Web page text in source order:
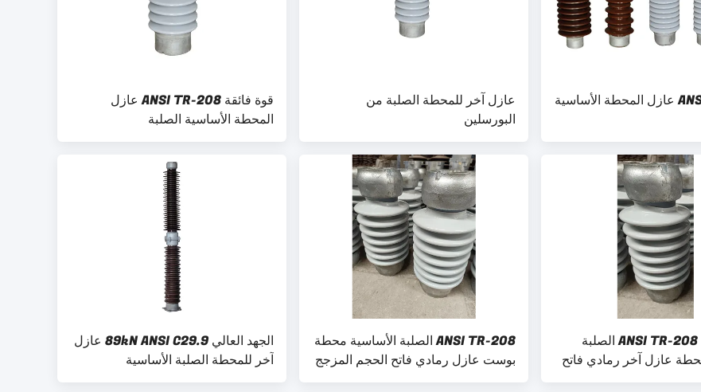
قوة فائقة ANSI TR-208 عازل
المحطة الأساسية الصلبة
عازل آخر للمحطة الصلبة من
البورسلين
ANSI TR-208 عازل المحطة الأساسية
الجهد العالي 89kN ANSI C29.9 عازل
آخر للمحطة الصلبة الأساسية
ANSI TR-208 الصلبة الأساسية محطة
بوست عازل رمادي فاتح الحجم المزجج
حسب الطلب
عالية القوة ANSI TR-208 الصلبة
عازل آخر رمادي فاتح